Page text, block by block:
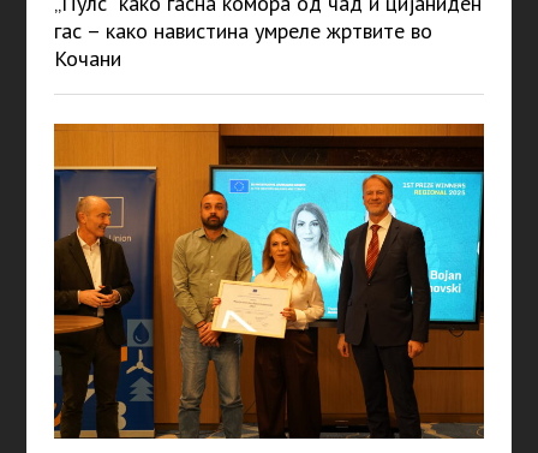
гас – како навистина умреле жртвите во
Кочани